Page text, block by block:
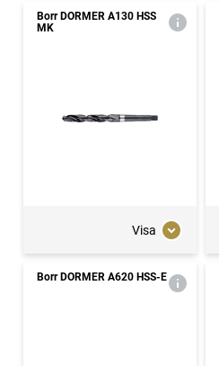
Borr DORMER A130 HSS
MK
Visa
Borr DORMER A620 HSS-E